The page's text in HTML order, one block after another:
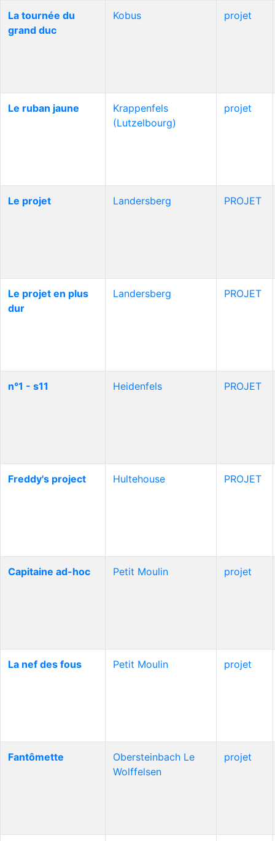
La tournée du
grand duc
Kobus projet
Le ruban jaune
Krappenfels
(Lutzelbourg)
projet
Le projet Landersberg PROJET
Le projet en plus
dur
Landersberg PROJET
n°1 - s11 Heidenfels PROJET
Freddy's project Hultehouse PROJET
Capitaine ad-hoc Petit Moulin projet
La nef des fous Petit Moulin projet
Fantômette
Obersteinbach Le
Wolffelsen
projet